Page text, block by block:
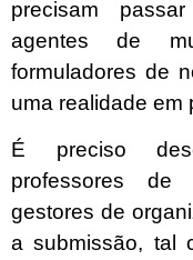
precisam
agentes de
formuladores de
uma realidade em
É preciso
professores de
gestores de
a submissão, tal